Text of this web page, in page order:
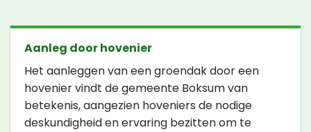
Aanleg door hovenier
Het aanleggen van een groendak door een
hovenier vindt de gemeente Boksum van
betekenis, aangezien hoveniers de nodige
deskundigheid en ervaring bezitten om te